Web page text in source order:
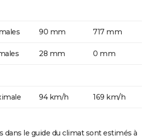
90 mm 717 mm
28 mm 0 mm
94 km/h 169 km/h
dans le guide du climat sont estimés à